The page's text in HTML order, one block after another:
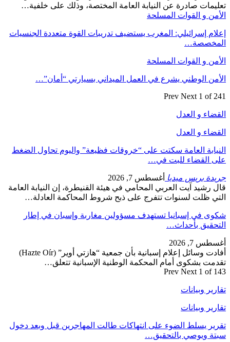
تعليمات صادرة عن النيابة العامة المختصة، وذلك على خلفية…
الأمن و القوات المسلحة
إعلام إسرائيلي: المغرب يستضيف تدريبات القوة متعددة الجنسيات
المخصصة…
الأمن و القوات المسلحة
الأمن الوطني يشرع في العمل الميداني بسيارتي “أمان”…
Prev Next 1 of 241
القضاء و العدل
القضاء و العدل
النيابة العامة سكتت على “خروقات فظيعة” واليوم تحاول الضغط
على القضاء للبت في…
جريدة بريس ميديا أغسطس 7, 2026
قال رشيد آيت العربي المحامي في هيئة القنيطرة، إن النيابة العامة
التي ظلت لسنوات تتفرج على ذبح شروط المحاكمة العادلة…
شكوى في إسبانيا تستهدف مسؤولين مغاربة وإسبان في إطار
التحقيق بأحداث…
أغسطس 7, 2026
أفادت وسائل إعلام إسبانية بأن جمعية “هازتي أوير” (Hazte Oír)
تقدمت بشكوى أمام المحكمة الوطنية الإسبانية تتعلق…
Prev Next 1 of 143
تقارير وبيانات
تقارير وبيانات
تقرير يسلط الضوء على انتهاكات طالت المهاجرين قبل وبعد دخول
سبتة ويوصي بالتحقيق…